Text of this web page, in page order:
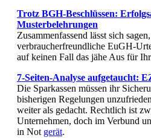
Trotz BGH-Beschlüssen:
Musterbelehrungen
Zusammenfassend lässt sich
verbraucherfreundliche EuGH-
auf keinen Fall das jähe Aus für
7-Seiten-Analyse aufgetaucht:
Die Sparkassen müssen ihr
bisherigen Regelungen
weiter als gedacht. Rechtlich ist
Unternehmen, doch im Verbund
in Not gerät.